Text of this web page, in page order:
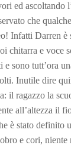
ed ascoltando
che
Infatti Darren
chitarra e voce
sono tutt’ora
Inutile dire
il ragazzo la
all’altezza il
è stato definito
e cori, niente